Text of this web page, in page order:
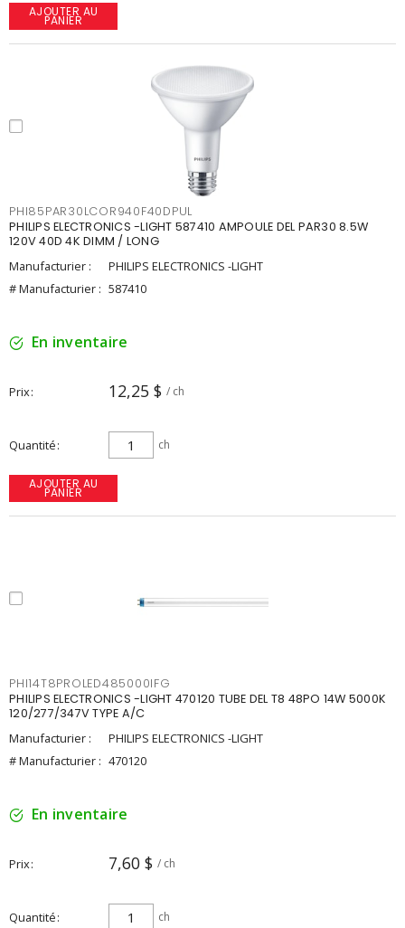
AJOUTER AU
PANIER
PHI85PAR30LCOR940F40DPUL
PHILIPS ELECTRONICS -LIGHT 587410 AMPOULE DEL PAR30 8.5W
120V 40D 4K DIMM / LONG
Manufacturier :
PHILIPS ELECTRONICS -LIGHT
# Manufacturier : 587410
En inventaire
Prix 12,25 $ / ch
Quantité ch
AJOUTER AU
PANIER
PHI14T8PROLED485000IFG
PHILIPS ELECTRONICS -LIGHT 470120 TUBE DEL T8 48PO 14W 5000K
120/277/347V TYPE A/C
Manufacturier :
PHILIPS ELECTRONICS -LIGHT
# Manufacturier : 470120
En inventaire
Prix 7,60 $ / ch
Quantité ch